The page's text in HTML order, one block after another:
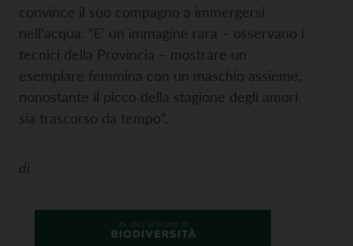
convince il suo compagno a immergersi
nell’acqua. “E’ un immagine rara – osservano i
tecnici della Provincia – mostrare un
esemplare femmina con un maschio assieme,
nonostante il picco della stagione degli amori
sia trascorso da tempo”.
di